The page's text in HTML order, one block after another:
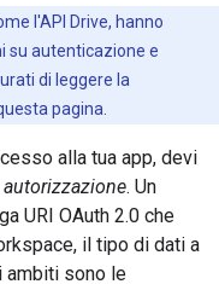
l'API Drive, hanno
su autenticazione e
di leggere la
pagina.
alla tua app, devi
. Un
URI OAuth 2.0 che
il tipo di dati a
ambiti sono le